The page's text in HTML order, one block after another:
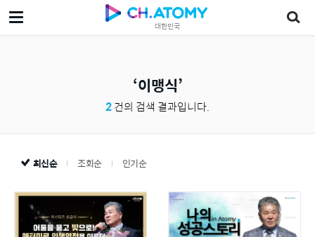
대한민국
이맹식
2건의 검색 결과입니다.
최신순 조회순 인기순